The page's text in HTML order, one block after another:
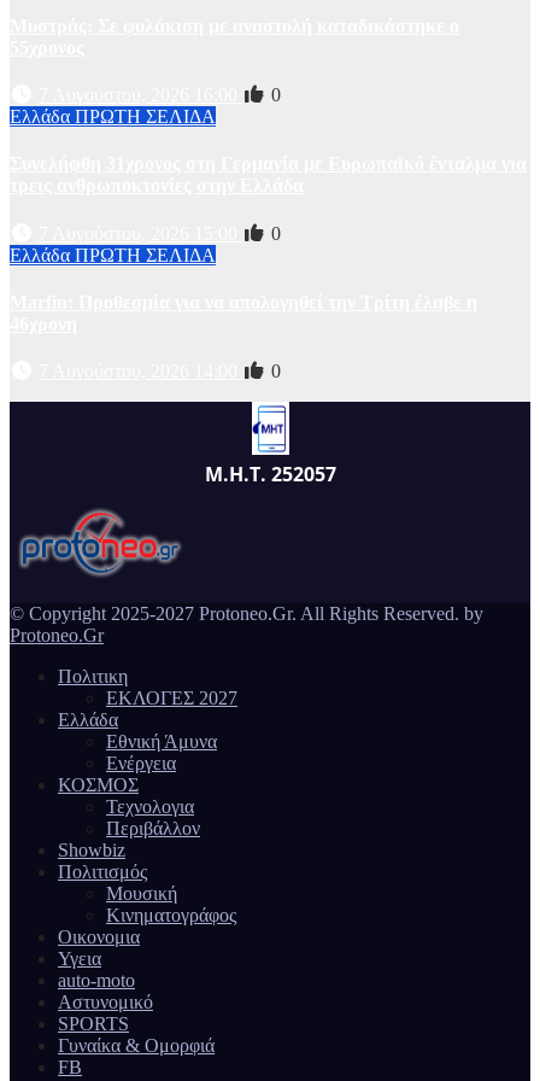
0
Ελλάδα ΠΡΩΤΗ ΣΕΛΙΔΑ
0
Ελλάδα ΠΡΩΤΗ ΣΕΛΙΔΑ
0
Μ.Η.Τ. 252057
© Copyright 2025-2027 Protoneo.Gr. All Rights Reserved. by
Protoneo.Gr
Πολιτικη
ΕΚΛΟΓΕΣ 2027
Ελλάδα
Εθνική Άμυνα
Ενέργεια
ΚΟΣΜΟΣ
Τεχνολογια
Περιβάλλον
Showbiz
Πολιτισμός
Μουσική
Κινηματογράφος
Οικονομια
Υγεια
auto-moto
Αστυνομικό
SPORTS
Γυναίκα & Ομορφιά
FB